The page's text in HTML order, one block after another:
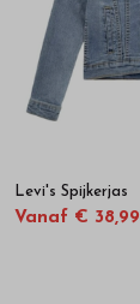
Levi's Spijkerjas
Vanaf € 38,99